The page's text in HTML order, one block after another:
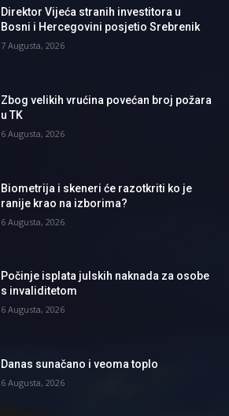
Direktor Vijeća stranih investitora u
Bosni i Hercegovini posjetio Srebrenik
7 Augusta, 2026
Zbog velikih vrućina povećan broj požara
u TK
6 Augusta, 2026
Biometrija i skeneri će razotkriti ko je
ranije krao na izborima?
6 Augusta, 2026
Počinje isplata julskih naknada za osobe
s invaliditetom
6 Augusta, 2026
Danas sunačano i veoma toplo
6 Augusta, 2026